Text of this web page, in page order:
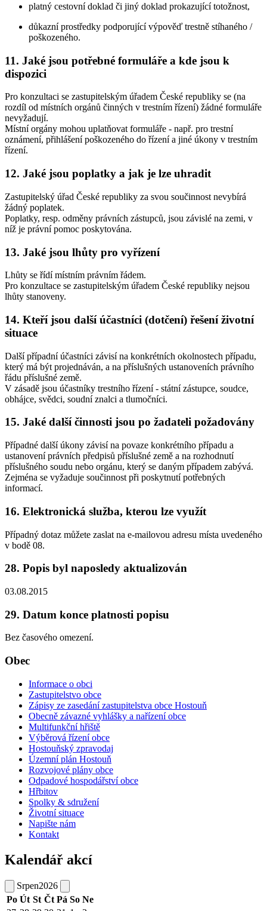
platný cestovní doklad či jiný doklad prokazující totožnost,
důkazní prostředky podporující výpověď trestně stíhaného /
poškozeného.
11. Jaké jsou potřebné formuláře a kde jsou k
dispozici
Pro konzultaci se zastupitelským úřadem České republiky se (na
rozdíl od místních orgánů činných v trestním řízení) žádné formuláře
nevyžadují.
Místní orgány mohou uplatňovat formuláře - např. pro trestní
oznámení, přihlášení poškozeného do řízení a jiné úkony v trestním
řízení.
12. Jaké jsou poplatky a jak je lze uhradit
Zastupitelský úřad České republiky za svou součinnost nevybírá
žádný poplatek.
Poplatky, resp. odměny právních zástupců, jsou závislé na zemi, v
níž je právní pomoc poskytována.
13. Jaké jsou lhůty pro vyřízení
Lhůty se řídí místním právním řádem.
Pro konzultace se zastupitelským úřadem České republiky nejsou
lhůty stanoveny.
14. Kteří jsou další účastníci (dotčení) řešení životní
situace
Další případní účastníci závisí na konkrétních okolnostech případu,
který má být projednáván, a na příslušných ustanoveních právního
řádu příslušné země.
V zásadě jsou účastníky trestního řízení - státní zástupce, soudce,
obhájce, svědci, soudní znalci a tlumočníci.
15. Jaké další činnosti jsou po žadateli požadovány
Případné další úkony závisí na povaze konkrétního případu a
ustanovení právních předpisů příslušné země a na rozhodnutí
příslušného soudu nebo orgánu, který se daným případem zabývá.
Zejména se vyžaduje součinnost při poskytnutí potřebných
informací.
16. Elektronická služba, kterou lze využít
Případný dotaz můžete zaslat na e-mailovou adresu místa uvedeného
v bodě 08.
28. Popis byl naposledy aktualizován
03.08.2015
29. Datum konce platnosti popisu
Bez časového omezení.
Obec
Informace o obci
Zastupitelstvo obce
Zápisy ze zasedání zastupitelstva obce Hostouň
Obecně závazné vyhlášky a nařízení obce
Multifunkční hřiště
Výběrová řízení obce
Hostouňský zpravodaj
Územní plán Hostouň
Rozvojové plány obce
Odpadové hospodářství obce
Hřbitov
Spolky & sdružení
Životní situace
Napište nám
Kontakt
Kalendář akcí
Srpen2026
Po Út St Čt Pá So Ne